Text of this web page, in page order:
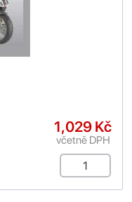
1,029 Kč
včetně DPH